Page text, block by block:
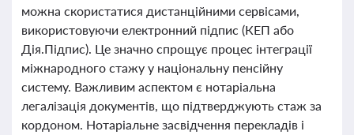
можна скористатися дистанційними сервісами,
використовуючи електронний підпис (КЕП або
Дія.Підпис). Це значно спрощує процес інтеграції
міжнародного стажу у національну пенсійну
систему. Важливим аспектом є нотаріальна
легалізація документів, що підтверджують стаж за
кордоном. Нотаріальне засвідчення перекладів і